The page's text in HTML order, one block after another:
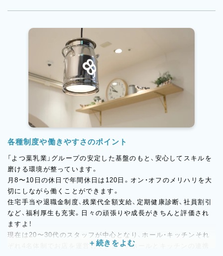
フェならではのやりがい。
みませんか？
各種制度や働きやすさのポイント
「よつ葉乳業」グループの安定した基盤のもと、安心してスキルを
磨ける環境が整っています。
月8〜10日の休日で年間休日は120日。オン・オフのメリハリを大
切にしながら働くことができます。
住宅手当や退職金制度、残業代全額支給、定期健康診断、社員割引
など、福利厚生も充実。日々の頑張りや成長がきちんと評価され
ますよ！
現在は20〜30代のスタッフが中心となり、ホール・キッチンそれ
ぞれ4名体制でお店を運営しています。ホールとキッチンの連携